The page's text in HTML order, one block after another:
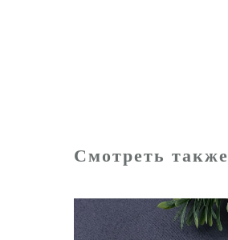
Смотреть также